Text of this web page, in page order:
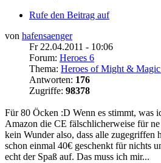
Rufe den Beitrag auf
von hafensaenger
Fr 22.04.2011 - 10:06
Forum: Heroes 6
Thema: Heroes of Might &
Antworten: 176
Zugriffe: 98378
Für 80 Öcken :D Wenn es stimmt, was
Amazon die CE fälschlicherweise für
kein Wunder also, dass alle zugegriffen
schon einmal 40€ geschenkt für nichts
echt der Spaß auf. Das muss ich mir...